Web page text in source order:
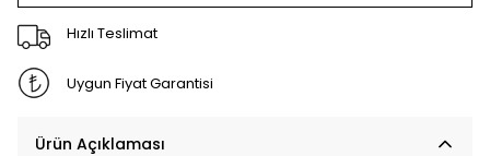
Hızlı Teslimat
Uygun Fiyat Garantisi
Ürün Açıklaması